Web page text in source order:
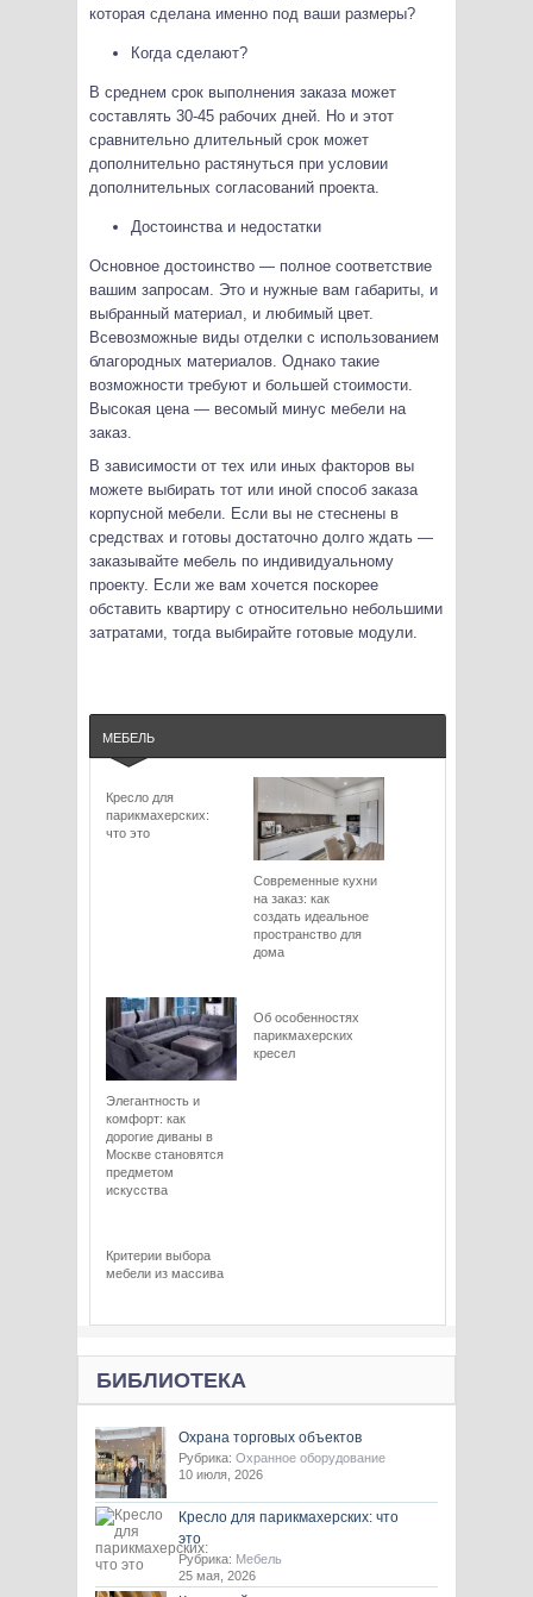
которая сделана именно под ваши размеры?
Когда сделают?
В среднем срок выполнения заказа может
составлять 30-45 рабочих дней. Но и этот
сравнительно длительный срок может
дополнительно растянуться при условии
дополнительных согласований проекта.
Достоинства и недостатки
Основное достоинство — полное соответствие
вашим запросам. Это и нужные вам габариты, и
выбранный материал, и любимый цвет.
Всевозможные виды отделки с использованием
благородных материалов. Однако такие
возможности требуют и большей стоимости.
Высокая цена — весомый минус мебели на
заказ.
В зависимости от тех или иных факторов вы
можете выбирать тот или иной способ заказа
корпусной мебели. Если вы не стеснены в
средствах и готовы достаточно долго ждать —
заказывайте мебель по индивидуальному
проекту. Если же вам хочется поскорее
обставить квартиру с относительно небольшими
затратами, тогда выбирайте готовые модули.
МЕБЕЛЬ
Кресло для
парикмахерских:
что это
Современные кухни
на заказ: как
создать идеальное
пространство для
дома
Элегантность и
комфорт: как
дорогие диваны в
Москве становятся
предметом
искусства
Об особенностях
парикмахерских
кресел
Критерии выбора
мебели из массива
БИБЛИОТЕКА
Охрана торговых объектов
Рубрика: Охранное оборудование
10 июля, 2026
Кресло для парикмахерских: что
это
Рубрика: Мебель
25 мая, 2026